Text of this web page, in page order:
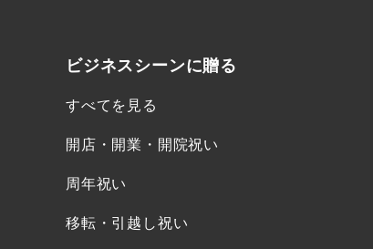
ビジネスシーンに贈る
すべてを見る
開店・開業・開院祝い
周年祝い
移転・引越し祝い